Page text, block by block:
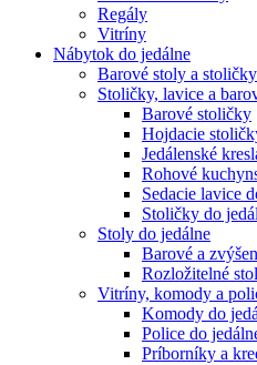
Regály
Vitríny
Nábytok do jedálne
Barové stoly a stoličky
Stoličky, lavice a
Barové stoličky
Hojdacie
Jedálenské
Rohové
Sedacie lavice
Stoličky do
Stoly do jedálne
Barové a
Rozložitelné
Vitríny, komody a
Komody do
Police do
Príborníky a